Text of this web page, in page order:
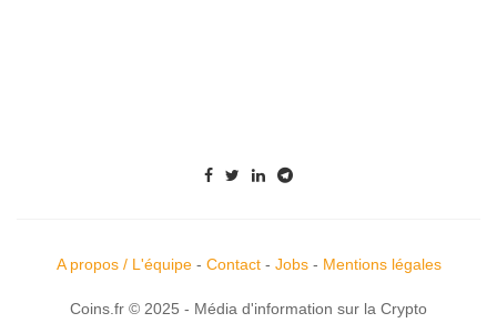
A propos / L'équipe- Contact- Jobs- Mentions légales
Coins.fr © 2025 - Média d'information sur la Crypto